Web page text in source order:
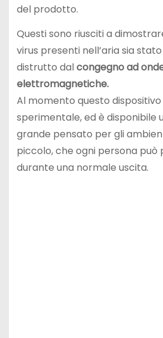
del prodotto.
Questi sono riusciti a
virus presenti nell’aria sia
distrutto dalcongegno ad
elettromagnetiche.
Al momento questo
sperimentale, ed è disponibile
grande pensato per gli
piccolo, che ogni persona può
durante una normale uscita.